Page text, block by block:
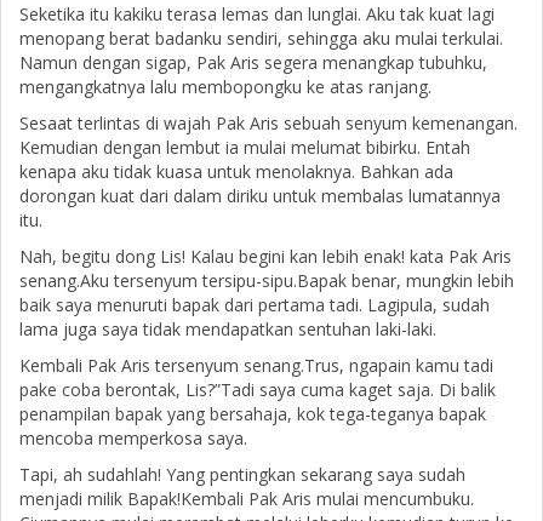
Seketika itu kakiku terasa lemas dan lunglai. Aku tak kuat lagi
menopang berat badanku sendiri, sehingga aku mulai terkulai.
Namun dengan sigap, Pak Aris segera menangkap tubuhku,
mengangkatnya lalu membopongku ke atas ranjang.
Sesaat terlintas di wajah Pak Aris sebuah senyum kemenangan.
Kemudian dengan lembut ia mulai melumat bibirku. Entah
kenapa aku tidak kuasa untuk menolaknya. Bahkan ada
dorongan kuat dari dalam diriku untuk membalas lumatannya
itu.
Nah, begitu dong Lis! Kalau begini kan lebih enak! kata Pak Aris
senang.Aku tersenyum tersipu-sipu.Bapak benar, mungkin lebih
baik saya menuruti bapak dari pertama tadi. Lagipula, sudah
lama juga saya tidak mendapatkan sentuhan laki-laki.
Kembali Pak Aris tersenyum senang.Trus, ngapain kamu tadi
pake coba berontak, Lis?”Tadi saya cuma kaget saja. Di balik
penampilan bapak yang bersahaja, kok tega-teganya bapak
mencoba memperkosa saya.
Tapi, ah sudahlah! Yang pentingkan sekarang saya sudah
menjadi milik Bapak!Kembali Pak Aris mulai mencumbuku.